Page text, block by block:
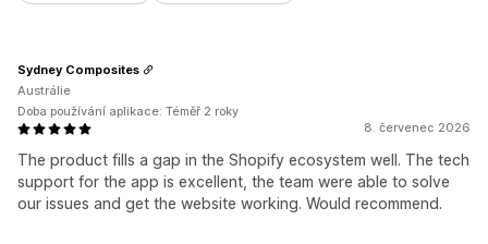
8. červenec 2026
The product fills a gap in the Shopify ecosystem well. The tech
support for the app is excellent, the team were able to solve
our issues and get the website working. Would recommend.
Sydney Composites
Austrálie
Doba používání aplikace: Téměř 2 roky